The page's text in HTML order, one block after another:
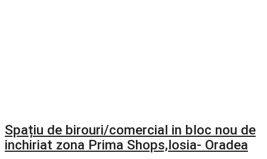
Spațiu de birouri/comercial in bloc nou de
inchiriat zona Prima Shops,Iosia- Oradea